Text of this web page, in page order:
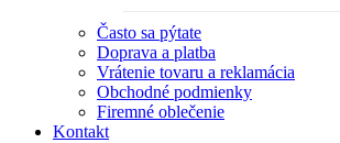
Často sa pýtate
Doprava a platba
Vrátenie tovaru a reklamácia
Obchodné podmienky
Firemné oblečenie
Kontakt